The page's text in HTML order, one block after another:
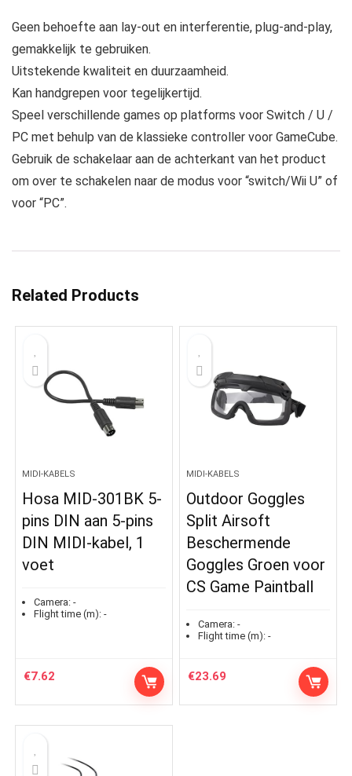
Geen behoefte aan lay-out en interferentie, plug-and-play,
gemakkelijk te gebruiken.
Uitstekende kwaliteit en duurzaamheid.
Kan handgrepen voor tegelijkertijd.
Speel verschillende games op platforms voor Switch / U /
PC met behulp van de klassieke controller voor GameCube.
Gebruik de schakelaar aan de achterkant van het product
om over te schakelen naar de modus voor “switch/Wii U” of
voor “PC”.
Related Products
MIDI-KABELS
Hosa MID-301BK 5-
pins DIN aan 5-pins
DIN MIDI-kabel, 1
voet
Camera: -
Flight time (m): -
€7.62
MIDI-KABELS
Outdoor Goggles
Split Airsoft
Beschermende
Goggles Groen voor
CS Game Paintball
Camera: -
Flight time (m): -
€23.69